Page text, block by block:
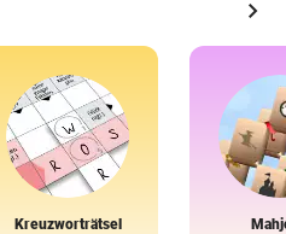
chevron_right
Kreuzworträtsel